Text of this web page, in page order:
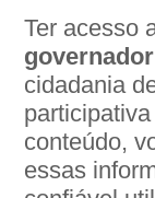
Ter acesso
governador
cidadania
conteúdo,
essas